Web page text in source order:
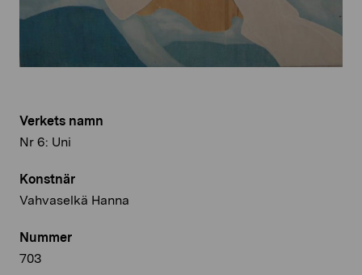
Verkets namn
Nr 6: Uni
Konstnär
Vahvaselkä Hanna
Nummer
703